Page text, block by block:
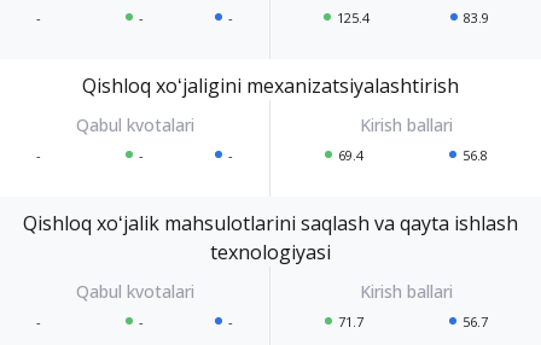
- - - 125.4 83.9
Qishloq xoʻjaligini mexanizatsiyalashtirish
- - - 69.4 56.8
Qishloq xoʻjalik mahsulotlarini saqlash va qayta ishlash
texnologiyasi
- - - 71.7 56.7